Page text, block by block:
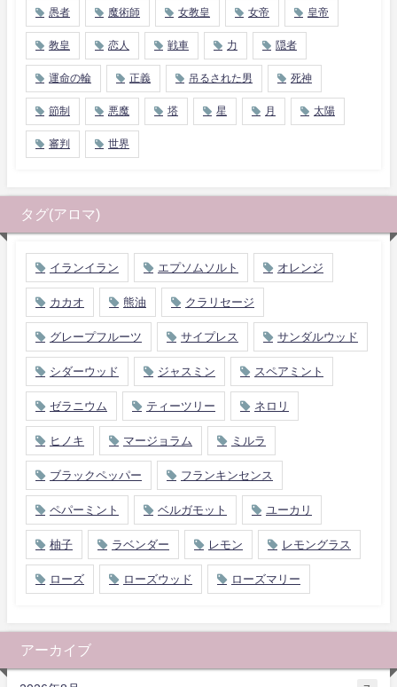
愚者 魔術師 女教皇 女帝 皇帝
教皇 恋人 戦車 力 隠者
運命の輪 正義 吊るされた男 死神
節制 悪魔 塔 星 月 太陽
審判 世界
タグ(アロマ)
イランイラン エプソムソルト オレンジ
カカオ 熊油 クラリセージ
グレープフルーツ サイプレス サンダルウッド
シダーウッド ジャスミン スペアミント
ゼラニウム ティーツリー ネロリ
ヒノキ マージョラム ミルラ
ブラックペッパー フランキンセンス
ペパーミント ベルガモット ユーカリ
柚子 ラベンダー レモン レモングラス
ローズ ローズウッド ローズマリー
アーカイブ